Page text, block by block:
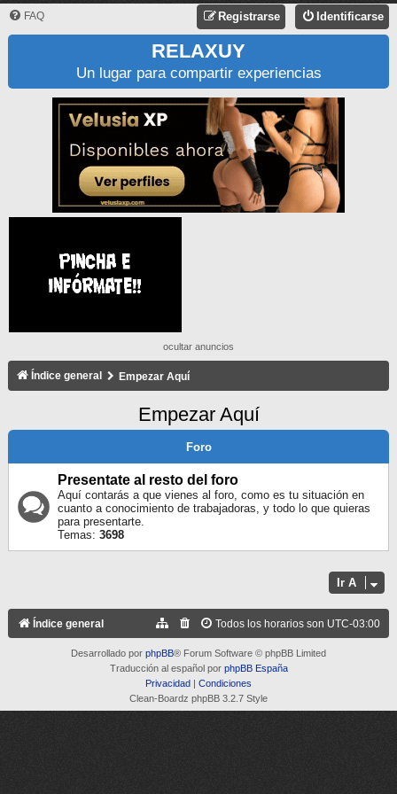
FAQ Identificarse
Registrarse
RELAXUY
Un lugar para compartir experiencias
ocultar anuncios
Índice general Empezar Aquí
Empezar Aquí
Foro
Presentate al resto del foro
Aquí contarás a que vienes al foro, como es tu situación en
cuanto a conocimiento de trabajadoras, y todo lo que quieras
para presentarte.
Temas: 3698
Ir A
Índice general Todos los horarios son UTC-03:00
Desarrollado por phpBB® Forum Software © phpBB Limited
Traducción al español por phpBB España
Privacidad
Condiciones
Clean-Boardz phpBB 3.2.7 Style